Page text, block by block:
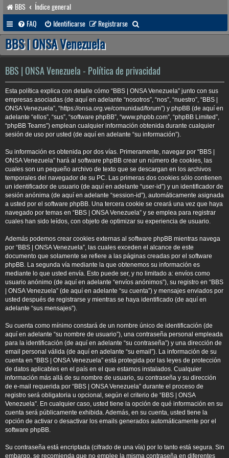
BBS
Índice general
FAQ
Identificarse Registrarse
u
a
r
BBS | ONSA Venezuela
BBS | ONSA Venezuela - Política de privacidad
Esta política explica con detalle cómo “BBS | ONSA Venezuela” junto con sus
empresas asociadas (de aquí en adelante “nosotros”, “nos”, “nuestro”, “BBS |
ONSA Venezuela”, “https://onsa.org.ve/comunidad/forum”) y phpBB (de aquí en
adelante “ellos”, “sus”, “software phpBB”, “www.phpbb.com”, “phpBB Limited”,
“phpBB Teams”) emplean cualquier información obtenida durante cualquier
sesión de uso por usted (de aquí en adelante “su información”).
Su información es obtenida por dos vías. Primeramente, navegar por “BBS |
ONSA Venezuela” hará al software phpBB crear un número de cookies, las
cuales son un pequeño archivo de texto que se descargan en los archivos
temporales del navegador de su PC. Las primeras dos cookies sólo contienen
un identificador de usuario (de aquí en adelante “user-id”) y un identificador de
sesión anónima (de aquí en adelante “session-id”), automáticamente asignada
a usted por el software phpBB. Una tercera cookie se creará una vez que haya
navegado por temas en “BBS | ONSA Venezuela” y se emplea para registrar
cuales han sido leídos, con objeto de optimizar su experiencia de usuario.
Además podemos crear cookies externas al software phpBB mientras navega
por “BBS | ONSA Venezuela”, las cuales exceden el alcance de este
documento que solamente se refiere a las páginas creadas por el software
phpBB. La segunda vía mediante la que obtenemos su información es
mediante lo que usted envía. Esto puede ser, y no limitado a: envíos como
usuario anónimo (de aquí en adelante “envíos anónimos”), su registro en “BBS
| ONSA Venezuela” (de aquí en adelante “su cuenta”) y mensajes enviados por
usted después de registrarse y mientras se haya identificado (de aquí en
adelante “sus mensajes”).
Su cuenta como mínimo constará de un nombre único de identificación (de
aquí en adelante “su nombre de usuario”), una contraseña personal empleada
para la identificación (de aquí en adelante “su contraseña”) y una dirección de
email personal válida (de aquí en adelante “su email”). La información de su
cuenta en “BBS | ONSA Venezuela” está protegida por las leyes de protección
de datos aplicables en el país en el que estamos instalados. Cualquier
información más allá de su nombre de usuario, su contraseña y su dirección
de e-mail requerida por “BBS | ONSA Venezuela” durante el proceso de
registro será obligatoria u opcional, según el criterio de “BBS | ONSA
Venezuela”. En cualquier caso, usted tiene la opción de qué información en su
cuenta será públicamente exhibida. Además, en su cuenta, usted tiene la
opción de activar o desactivar los emails generados automáticamente por el
software phpBB.
Su contraseña está encriptada (cifrado de una vía) por lo tanto está segura. Sin
embargo, se recomienda que no emplee la misma contraseña en diferentes